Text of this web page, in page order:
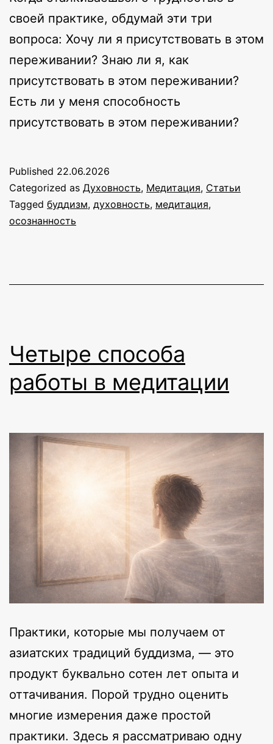
своей практике, обдумай эти три
вопроса: Хочу ли я присутствовать в этом
переживании? Знаю ли я, как
присутствовать в этом переживании?
Есть ли у меня способность
присутствовать в этом переживании?
Published 22.06.2026
Categorized as Духовность, Медитация, Статьи
Tagged буддизм, духовность, медитация,
осознанность
Четыре способа
работы в медитации
Практики, которые мы получаем от
азиатских традиций буддизма, — это
продукт буквально сотен лет опыта и
оттачивания. Порой трудно оценить
многие измерения даже простой
практики. Здесь я рассматриваю одну